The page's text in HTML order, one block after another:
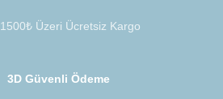
1500₺ Üzeri Ücretsiz Kargo
3D Güvenli Ödeme